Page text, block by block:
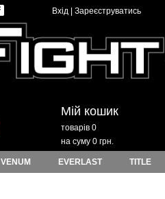
Вхід Зареєструватись
Мій кошик
товарів 0
на суму 0 грн.
VENUM EVERLAST TITLE